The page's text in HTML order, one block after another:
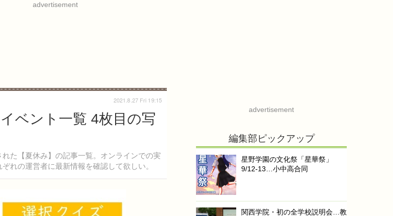
advertisement
ベント一覧 4枚目の写
た【夏休み】の記事一覧。オンラインでの実
れの運営者に最新情報を確認して欲しい。
2021.8.27 Fri 19:15
advertisement
編集部ピックアップ
星野学園の文化祭「星華祭」
9/12-13…小中高合同
関西学院・初の全学校説明会…教